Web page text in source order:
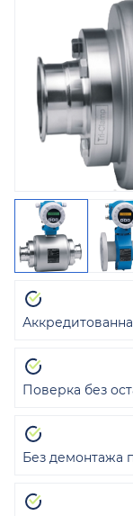
Поверка без
Без демонтажа